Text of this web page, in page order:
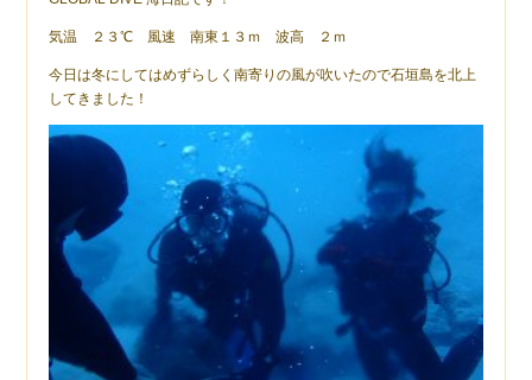
気温 ２３℃ 風速 南東１３ｍ 波高 ２ｍ
今日は冬にしてはめずらしく南寄りの風が吹いたので石垣島を北上
してきました！